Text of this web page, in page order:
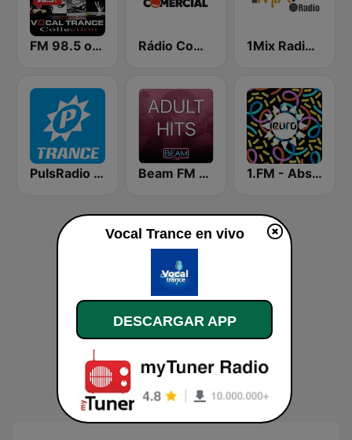
FM 98.5 of Vocal Trance live ® Rádio Comercial 1Mix Radio - Trance
PulsRadio Trance Beam FM - Adult Hits 1.FM - Absolute Trance
Vocal Trance en vivo
DESCARGAR APP